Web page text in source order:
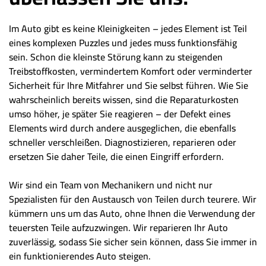
Im Auto gibt es keine Kleinigkeiten – jedes Element ist Teil
eines komplexen Puzzles und jedes muss funktionsfähig
sein. Schon die kleinste Störung kann zu steigenden
Treibstoffkosten, vermindertem Komfort oder verminderter
Sicherheit für Ihre Mitfahrer und Sie selbst führen. Wie Sie
wahrscheinlich bereits wissen, sind die Reparaturkosten
umso höher, je später Sie reagieren – der Defekt eines
Elements wird durch andere ausgeglichen, die ebenfalls
schneller verschleißen. Diagnostizieren, reparieren oder
ersetzen Sie daher Teile, die einen Eingriff erfordern.
Wir sind ein Team von Mechanikern und nicht nur
Spezialisten für den Austausch von Teilen durch teurere. Wir
kümmern uns um das Auto, ohne Ihnen die Verwendung der
teuersten Teile aufzuzwingen. Wir reparieren Ihr Auto
zuverlässig, sodass Sie sicher sein können, dass Sie immer in
ein funktionierendes Auto steigen.